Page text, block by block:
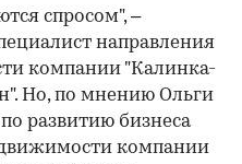
спросом", –
направления
компании "Калинка-
Но, по мнению Ольги
развитию бизнеса
компании